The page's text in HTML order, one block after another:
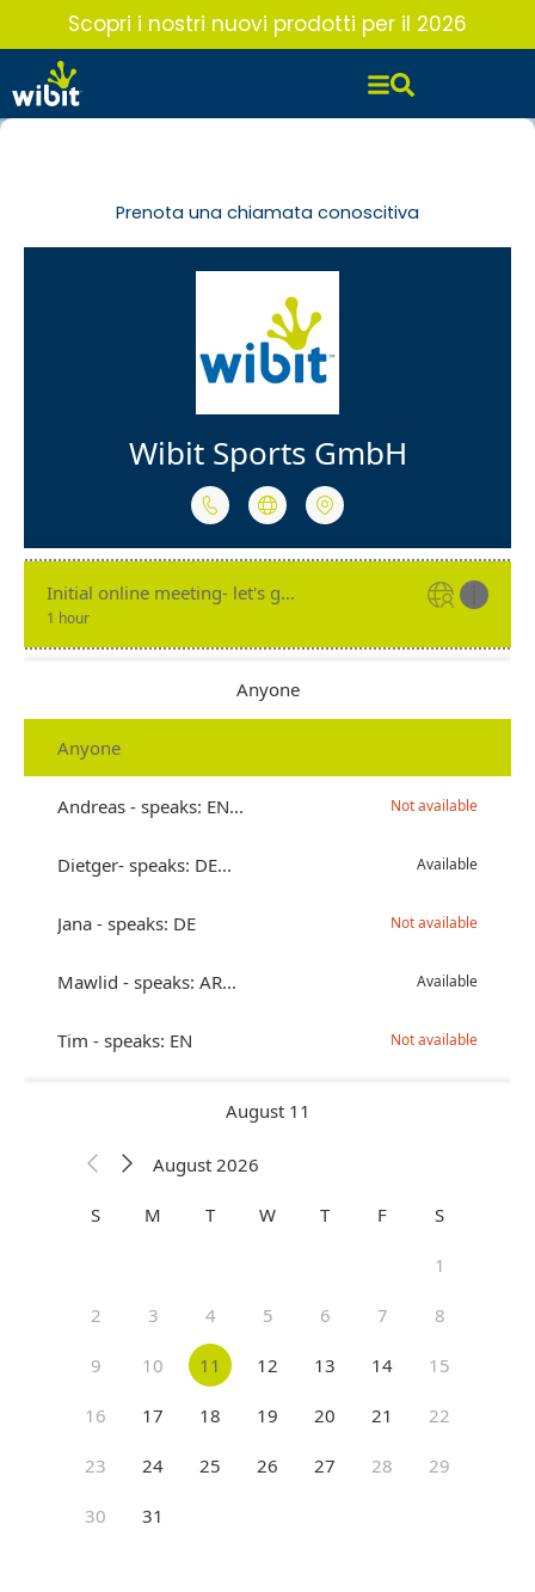
contenuto
Scopri i nostri nuovi prodotti per il 2026
Prenota una chiamata conoscitiva